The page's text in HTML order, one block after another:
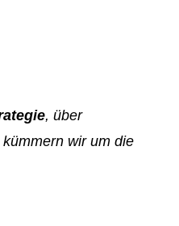
, über
wir um die